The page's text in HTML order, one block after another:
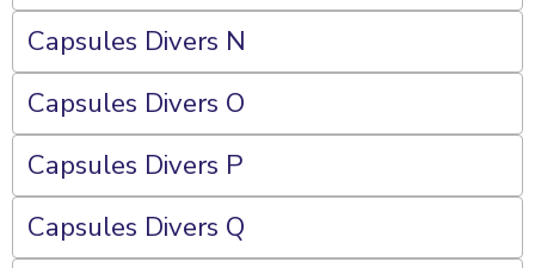
Capsules Divers N
Capsules Divers O
Capsules Divers P
Capsules Divers Q